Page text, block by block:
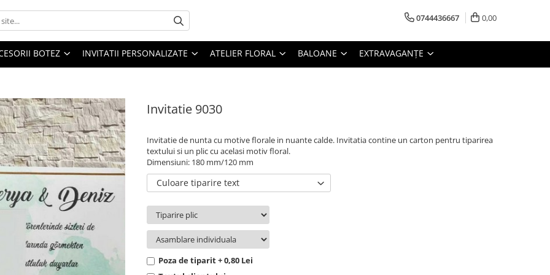
0744436667 0,00
BOTEZ INVITATII PERSONALIZATE ATELIER FLORAL BALOANE EXTRAVAGANȚE
Invitatie 9030
Invitatie de nunta cu motive florale in nuante calde. Invitatia contine un carton pentru tiparirea
textului si un plic cu acelasi motiv floral.
Dimensiuni: 180 mm/120 mm
Culoare tiparire text
Poza de tiparit + 0,80 Lei